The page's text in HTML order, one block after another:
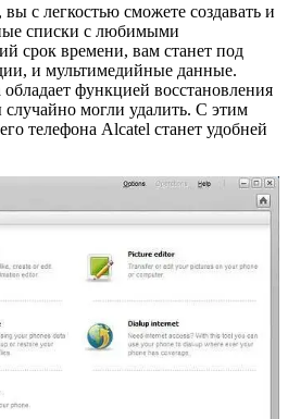
с легкостью сможете создавать и
списки с любимыми
срок времени, вам станет под
и мультимедийные данные.
функцией восстановления
могли удалить. С этим
телефона Alcatel станет удобней